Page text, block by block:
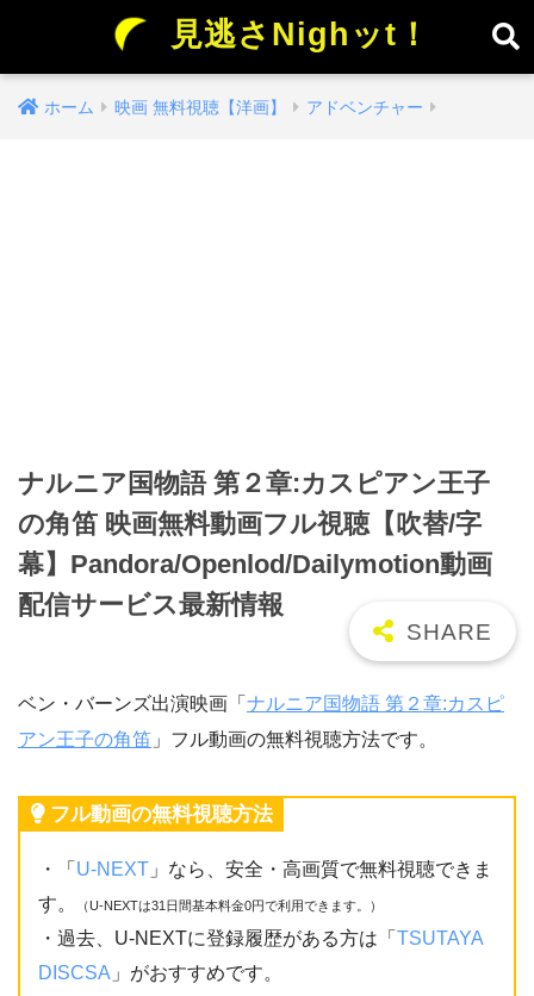
見逃さNighッt！
ホーム 映画 無料視聴【洋画】 アドベンチャー
ナルニア国物語 第２章:カスピアン王子
の角笛 映画無料動画フル視聴【吹替/字
幕】Pandora/Openlod/Dailymotion動画
配信サービス最新情報
ベン・バーンズ出演映画「 ナルニア国物語 第２章:カスピ
アン王子の角笛 」フル動画の無料視聴方法です。
フル動画の無料視聴方法
・「 U-NEXT 」なら、安全・高画質で無料視聴できま
す。
（U-NEXTは31日間基本料金0円で利用できます。）
・過去、U-NEXTに登録履歴がある方は「 TSUTAYA
DISCSA 」がおすすめです。